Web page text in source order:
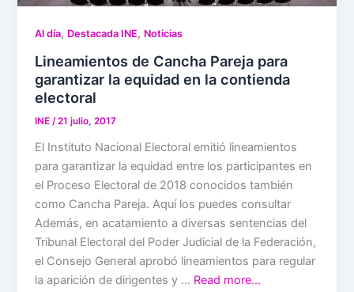
Al día, Destacada INE, Noticias
Lineamientos de Cancha Pareja para
garantizar la equidad en la contienda
electoral
INE/21 julio, 2017
El Instituto Nacional Electoral emitió lineamientos
para garantizar la equidad entre los participantes en
el Proceso Electoral de 2018 conocidos también
como Cancha Pareja. Aquí los puedes consultar
Además, en acatamiento a diversas sentencias del
Tribunal Electoral del Poder Judicial de la Federación,
el Consejo General aprobó lineamientos para regular
la aparición de dirigentes y … Read more…